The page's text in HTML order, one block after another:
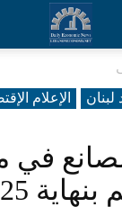
لبنان
الإعلام
في
2025